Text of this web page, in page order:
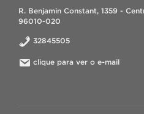
R. Benjamin Constant, 1359 -
96010-020
32845505
clique para ver o e-mail